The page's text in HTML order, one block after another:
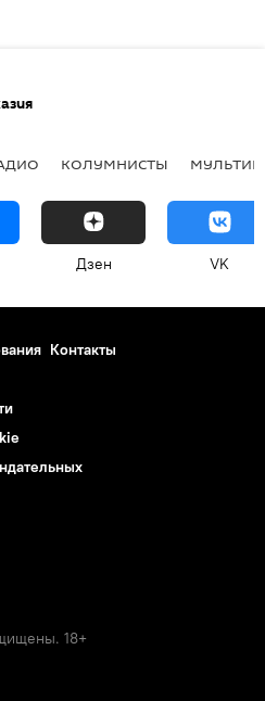
КОЛУМНИСТЫ
Дзен VK
Контакты
18+